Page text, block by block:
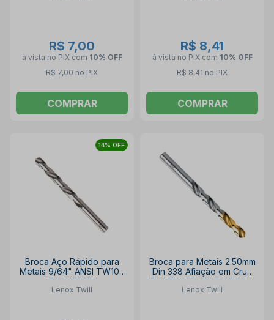
R$ 7,00
à vista no PIX com 10% OFF
R$ 7,00 no PIX
COMPRAR
R$ 8,41
à vista no PIX com 10% OFF
R$ 8,41 no PIX
COMPRAR
14% OFF
Broca Aço Rápido para
Metais 9/64" ANSI TW105
LENOX TWILL
Lenox Twill
Broca para Metais 2.50mm
Din 338 Afiação em Cruz
TIN TW100 LENOX TWILL
Lenox Twill